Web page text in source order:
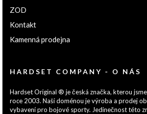
ZOD
Kontakt
Kamenná prodejna
HARDSET COMPANY - O NÁS
Hardset Original ® je česká značka, kterou
roce 2003. Naší doménou je výroba a prodej
vybavení pro bojové sporty. Jedinečnost této